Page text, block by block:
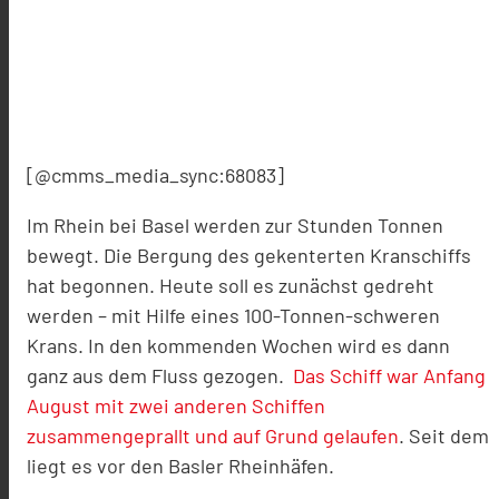
[@cmms_media_sync:68083]
Im Rhein bei Basel werden zur Stunden Tonnen
bewegt. Die Bergung des gekenterten Kranschiffs
hat begonnen. Heute soll es zunächst gedreht
werden – mit Hilfe eines 100-Tonnen-schweren
Krans. In den kommenden Wochen wird es dann
ganz aus dem Fluss gezogen. Das Schiff war Anfang
August mit zwei anderen Schiffen
zusammengeprallt und auf Grund gelaufen. Seit dem
liegt es vor den Basler Rheinhäfen.